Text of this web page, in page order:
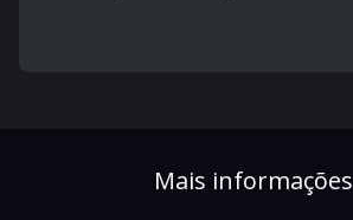
Mais informações